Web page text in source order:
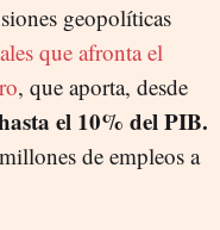
geopolíticas
que afronta el
, que aporta, desde
el 10% del PIB.
de empleos a